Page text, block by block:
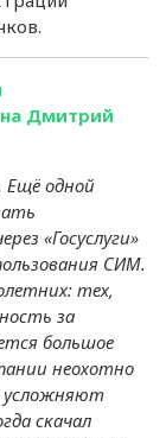
Дмитрий
Ещё одной
«Госуслуги»
СИМ.
тех,
за
большое
неохотно
усложняют
скачал